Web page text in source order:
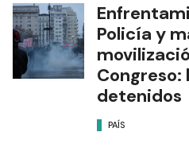
Policía y
Congreso:
detenidos
PAÍS